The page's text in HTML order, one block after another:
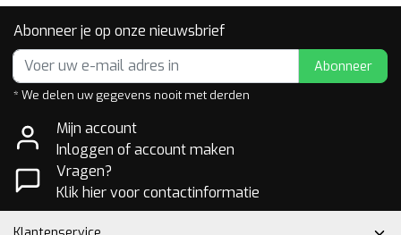
Abonneer je op onze nieuwsbrief
Abonneer
* We delen uw gegevens nooit met derden
Mijn account
Inloggen of account maken
Vragen?
Klik hier voor contactinformatie